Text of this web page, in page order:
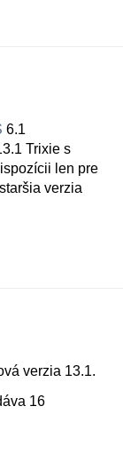
6.1
Trixie s
len pre
verzia
verzia 13.1.
16